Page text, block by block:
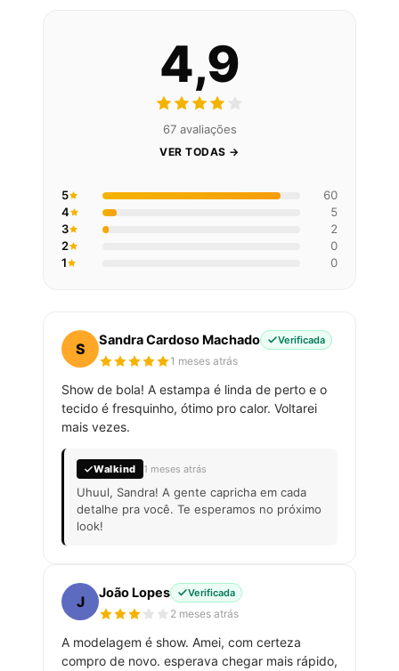
4,9
67 avaliações
VER TODAS →
5
60
4
5
3
2
2
0
1
0
S
Sandra Cardoso Machado Verificada
1 meses atrás
Show de bola! A estampa é linda de perto e o
tecido é fresquinho, ótimo pro calor. Voltarei
mais vezes.
Walkind 1 meses atrás
Uhuul, Sandra! A gente capricha em cada
detalhe pra você. Te esperamos no próximo
look!
J
João Lopes Verificada
2 meses atrás
A modelagem é show. Amei, com certeza
compro de novo. esperava chegar mais rápido,